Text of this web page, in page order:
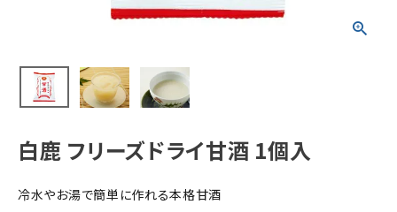
食品
酒器
キーワードから探す
白鹿 フリーズドライ甘酒 1個入
冷水やお湯で簡単に作れる本格甘酒